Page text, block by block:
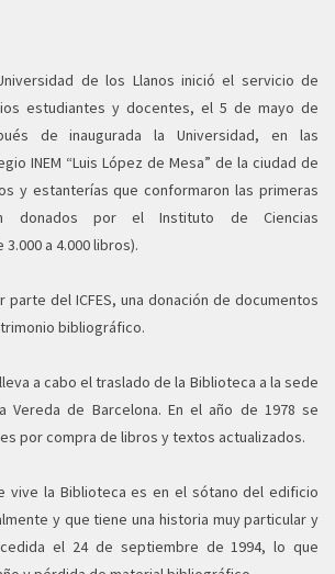
de los Llanos inició el servicio de
estudiantes y docentes, el 5 de mayo de
de inaugurada la Universidad, en las
INEM “Luis López de Mesa” de la ciudad de
y estanterías que conformaron las primeras
donados por el Instituto de Ciencias
a 4.000 libros).
parte del ICFES, una donación de documentos
bibliográfico.
a cabo el traslado de la Biblioteca a la sede
Vereda de Barcelona. En el año de 1978 se
por compra de libros y textos actualizados.
vive la Biblioteca es en el sótano del edificio
y que tiene una historia muy particular y
el 24 de septiembre de 1994, lo que